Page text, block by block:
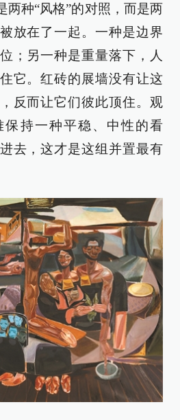
两种“风格”的对照，而是两
放在了一起。一种是边界
；另一种是重量落下，人
它。红砖的展墙没有让这
反而让它们彼此顶住。观
保持一种平稳、中性的看
去，这才是这组并置最有